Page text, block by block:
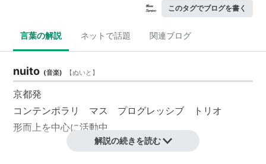
このタグでブログを書く
言葉の解説 ネットで話題 関連ブログ
nuito (音楽) 【ぬいと 】
京都発
コンテンポラリ マス プログレッシブ トリオ
形而上を中心に活動中
discography
解説の続きを読む